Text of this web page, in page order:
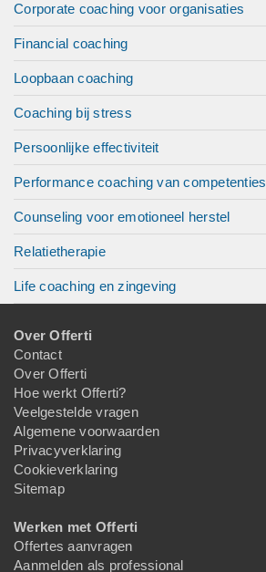
Corporate coaching voor organisaties
Financial coaching
Loopbaan coaching
Coaching bij stress
Persoonlijke effectiviteit
Performance coaching van competenties
Counseling voor emotioneel herstel
Relatietherapie
Life coaching en zingeving
Over Offerti
Contact
Over Offerti
Hoe werkt Offerti?
Veelgestelde vragen
Algemene voorwaarden
Privacyverklaring
Cookieverklaring
Sitemap
Werken met Offerti
Offertes aanvragen
Aanmelden als professional